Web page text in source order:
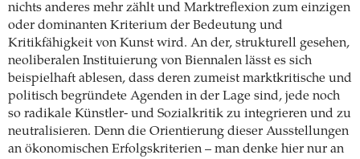
nichts anderes mehr zählt und Marktreflexion zum einzigen
oder dominanten Kriterium der Bedeutung und
Kritikfähigkeit von Kunst wird. An der, strukturell gesehen,
neoliberalen Instituierung von Biennalen lässt es sich
beispielhaft ablesen, dass deren zumeist marktkritische und
politisch begründete Agenden in der Lage sind, jede noch
so radikale Künstler- und Sozialkritik zu integrieren und zu
neutralisieren. Denn die Orientierung dieser Ausstellungen
an ökonomischen Erfolgskriterien – man denke hier nur an